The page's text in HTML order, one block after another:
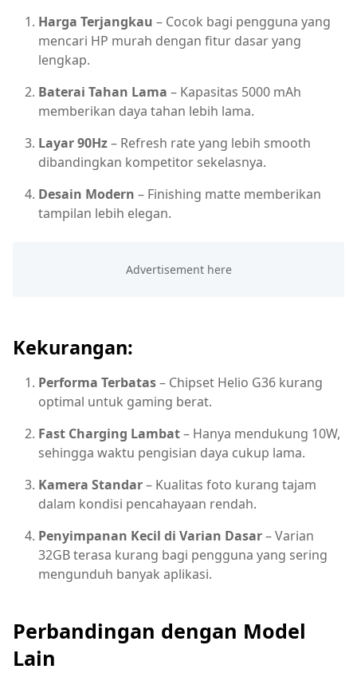
Harga Terjangkau – Cocok bagi pengguna yang
mencari HP murah dengan fitur dasar yang
lengkap.
Baterai Tahan Lama – Kapasitas 5000 mAh
memberikan daya tahan lebih lama.
Layar 90Hz– Refresh rate yang lebih smooth
dibandingkan kompetitor sekelasnya.
Desain Modern – Finishing matte memberikan
tampilan lebih elegan.
Kekurangan:
Performa Terbatas– Chipset Helio G36 kurang
optimal untuk gaming berat.
Fast Charging Lambat– Hanya mendukung 10W,
sehingga waktu pengisian daya cukup lama.
Kamera Standar– Kualitas foto kurang tajam
dalam kondisi pencahayaan rendah.
Penyimpanan Kecil di Varian Dasar– Varian
32GB terasa kurang bagi pengguna yang sering
mengunduh banyak aplikasi.
Perbandingan dengan Model
Lain